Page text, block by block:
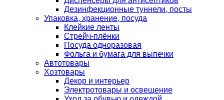
Дезинфекционные туннели, посты
Упаковка, хранение, посуда
Клейкие ленты
Стрейч-плёнки
Посуда одноразовая
Фольга и бумага для выпечки
Автотовары
Хозтовары
Декор и интерьер
Электротовары и освещение